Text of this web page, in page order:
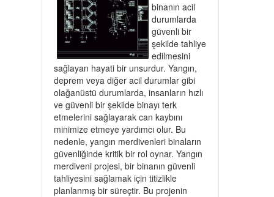
binanın acil
durumlarda
güvenli bir
şekilde tahliye
edilmesini
sağlayan hayati bir unsurdur. Yangın,
deprem veya diğer acil durumlar gibi
olağanüstü durumlarda, insanların hızlı
ve güvenli bir şekilde binayı terk
etmelerini sağlayarak can kaybını
minimize etmeye yardımcı olur. Bu
nedenle, yangın merdivenleri binaların
güvenliğinde kritik bir rol oynar. Yangın
merdiveni projesi, bir binanın güvenli
tahliyesini sağlamak için titizlikle
planlanmış bir süreçtir. Bu projenin